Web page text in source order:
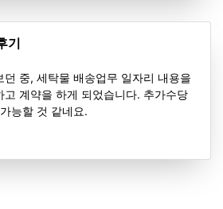
기
던 중, 세탁물 배송업무 일자리 내용을
고 계약을 하게 되었습니다. 추가수당
능할 것 같네요.